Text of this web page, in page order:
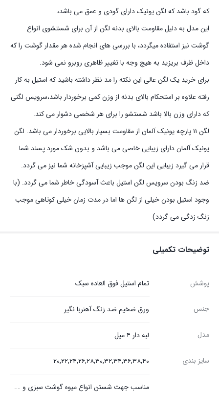
که گود باشد که لگن یونیک دارای گودی و عمق می باشد،
این مدل به دلیل مقاومت بالای بدنه لگن از آن برای شستشوی انواع
گوشت نیز استفاده میگردد، با بررسی های انجام شده هر مقدار گوشت را که
داخل ظرف بریزید به هیچ وجه با تغییر ظاهری روبرو نمی شود.
برای خرید یک لگن عالی این نکته را مد نظر داشته باشید که استیل به کار
رفته علاوه بر استحکام بالای بدنه از وزن کمی برخوردار باشد،سرویس لگنی
که دارای وزن بالا باشد شستشو را برای هر شخصی دشوار می کند.
لگن ۱۱ پارچه یونیک آلمان از مقاومت بسیار بالایی برخوردار می باشد. لگن
یونیک آلمان دارای زیبایی خاصی می باشد و بدون شک مورد پسند شما
قرار می گیرد زیبایی این لگن موجب زیبایی آشپزخانه شما نیز می گردد.
ضد زنگ بودن سرویس لگن استیل باعث آسودگی خاطر شما می گردد. (با
وجود استیل بودن خیلی از لگن ها اما در مدت زمان خیلی کوتاهی موجب
زنگ زدگی می گردد)
توضیحات تکمیلی
پوشش تمام استیل فوق العاده سبک
جنس ورق ضخیم ضد زنگ آهنربا نگیر
مدل لبه دار ۴ میل
سایز بندی ۲۰,۲۲,۲۴,۲۶,۲۸,۳۰,۳۲,۳۴,۳۶,۳۸,۴۰
مناسب جهت شستن انواع میوه گوشت سبزی و ….